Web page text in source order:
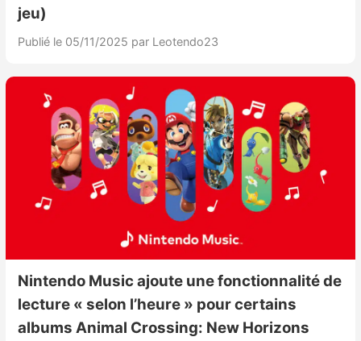
jeu)
Publié le 05/11/2025 par Leotendo23
Nintendo Music ajoute une fonctionnalité de
lecture « selon l’heure » pour certains
albums Animal Crossing: New Horizons